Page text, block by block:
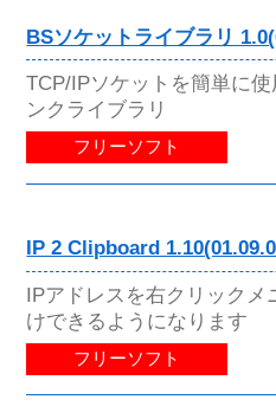
BSソケットライブラリ
TCP/IPソケットを簡単に
ンクライブラリ
フリーソフト
IP 2 Clipboard
IPアドレスを右クリック
けできるようになります
フリーソフト